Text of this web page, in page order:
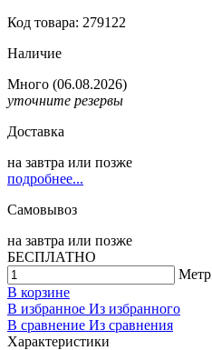
Код товара: 279122
Наличие
Много (06.08.2026)
уточните резервы
Доставка
на завтра или позже
подробнее...
Самовывоз
на завтра или позже
БЕСПЛАТНО
Метр
В корзине
В избранное Из избранного
В сравнение Из сравнения
Характеристики